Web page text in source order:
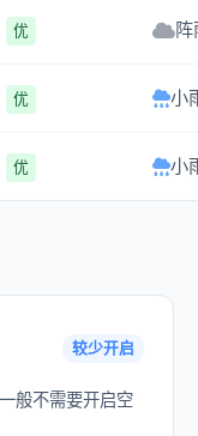
优 阵
优 小
优 小
较少开启
般不需要开启空